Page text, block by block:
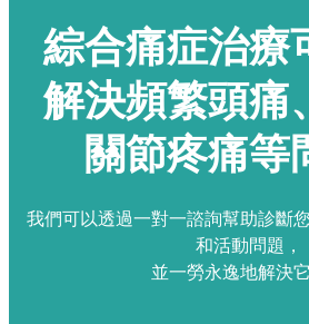
綜合痛症治療
解決頻繁頭痛
關節疼痛等
我們可以透過一對一諮詢幫助診斷
和活動問題，
並一勞永逸地解決